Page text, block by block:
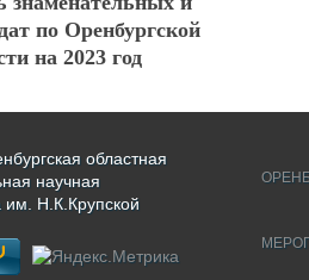
по Оренбургской
на 2023 год
областная
научная
им. Н.К.Крупской